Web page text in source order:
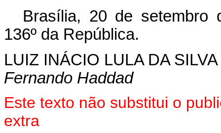
Brasília, 20 de setembro
136º da República.
LUIZ INÁCIO LULA DA SILVA
Fernando Haddad
Este texto não substitui o
extra